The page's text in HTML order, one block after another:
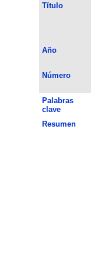
Título
Año
Número
Palabras
clave
Resumen